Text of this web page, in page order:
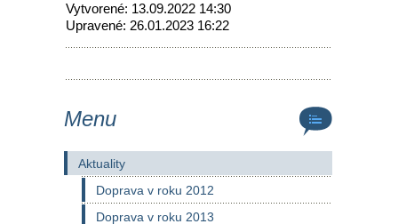
Vytvorené: 13.09.2022 14:30
Upravené: 26.01.2023 16:22
Menu
Aktuality
Doprava v roku 2012
Doprava v roku 2013